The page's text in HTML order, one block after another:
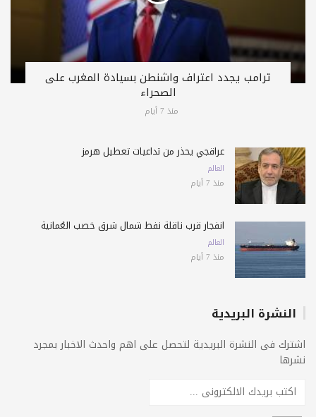
ترامب يجدد اعتراف واشنطن بسيادة المغرب على
الصحراء
منذ 7 أيام
عراقجي يحذّر من تداعيات تعطيل هرمز
العالم
منذ 7 أيام
انفجار قرب ناقلة نفط شمال شرق خصب العُمانية
العالم
منذ 7 أيام
النشرة البريدية
اشترك فى النشرة البريدية لتحصل على اهم واحدث الاخبار بمجرد
نشرها